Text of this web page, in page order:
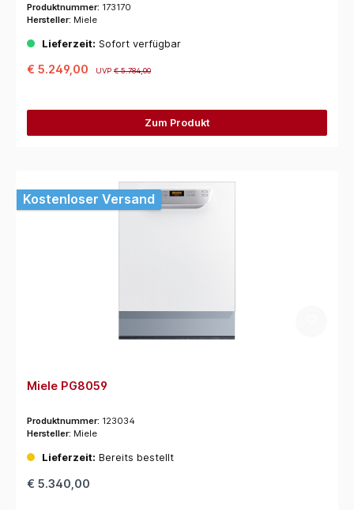
Produktnummer: 173170
Hersteller: Miele
Lieferzeit: Sofort verfügbar
€ 5.249,00 UVP€ 5.784,00
Zum Produkt
Kostenloser Versand
Miele PG8059
Produktnummer: 123034
Hersteller: Miele
Lieferzeit: Bereits bestellt
€ 5.340,00